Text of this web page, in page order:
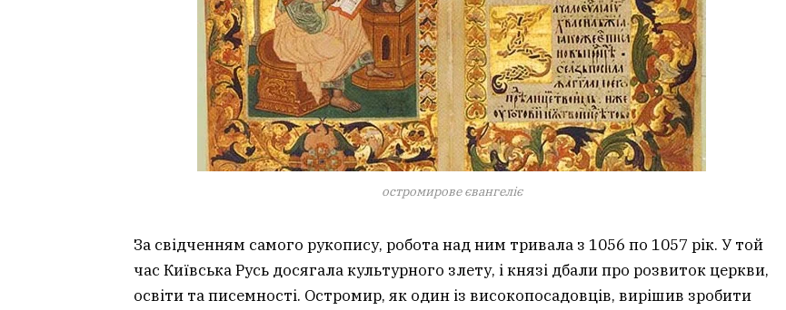
остромирове євангеліє
За свідченням самого рукопису, робота над ним тривала з 1056 по 1057 рік. У той
час Київська Русь досягала культурного злету, і князі дбали про розвиток церкви,
освіти та писемності. Остромир, як один із високопосадовців, вирішив зробити